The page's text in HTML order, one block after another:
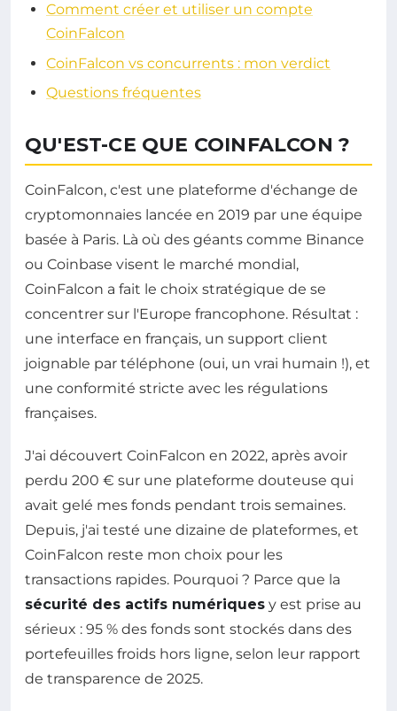
Comment créer et utiliser un compte
CoinFalcon
CoinFalcon vs concurrents : mon verdict
Questions fréquentes
QU'EST-CE QUE COINFALCON ?
CoinFalcon, c'est une plateforme d'échange de
cryptomonnaies lancée en 2019 par une équipe
basée à Paris. Là où des géants comme Binance
ou Coinbase visent le marché mondial,
CoinFalcon a fait le choix stratégique de se
concentrer sur l'Europe francophone. Résultat :
une interface en français, un support client
joignable par téléphone (oui, un vrai humain !), et
une conformité stricte avec les régulations
françaises.
J'ai découvert CoinFalcon en 2022, après avoir
perdu 200 € sur une plateforme douteuse qui
avait gelé mes fonds pendant trois semaines.
Depuis, j'ai testé une dizaine de plateformes, et
CoinFalcon reste mon choix pour les
transactions rapides. Pourquoi ? Parce que la
sécurité des actifs numériques y est prise au
sérieux : 95 % des fonds sont stockés dans des
portefeuilles froids hors ligne, selon leur rapport
de transparence de 2025.